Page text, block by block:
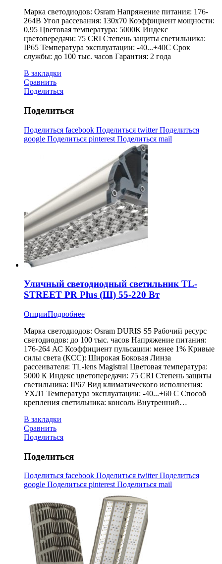
Марка светодиодов: Osram Напряжение питания: 176-
264В Угол рассевания: 130х70 Коэффициент мощности:
0,95 Цветовая температура: 5000К Индекс
цветопередачи: 75 CRI Степень защиты светильника:
IP65 Температура эксплуатации: -40...+40С Срок
службы: до 100 тыс. часов Гарантия: 2 года
В закладки
Сравнить
Поделиться
Поделиться
Поделиться facebook Поделиться twitterПоделиться
google Поделиться pinterest Поделиться mail
Уличный светодиодный светильник TL-
STREET PR Plus (Ш) 55-220 Вт
ОпцииПодробнее
Марка светодиодов: Osram DURIS S5 Рабочий ресурс
светодиодов: до 100 тыс. часов Напряжение питания:
176-264 АС Коэффициент пульсации: менее 1% Кривые
силы света (КСС): Широкая Боковая Линза
рассеивателя: TL-lens Magistral Цветовая температура:
5000 К Индекс цветопередачи: 75 CRI Степень защиты
светильника: IP67 Вид климатического исполнения:
УХЛ1 Температура эксплуатации: -40...+60 С Способ
крепления светильника: консоль Внутренний…
В закладки
Сравнить
Поделиться
Поделиться
Поделиться facebook Поделиться twitterПоделиться
google Поделиться pinterest Поделиться mail